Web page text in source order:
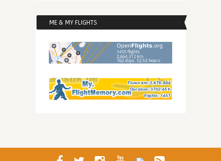
ME & MY FLIGHTS